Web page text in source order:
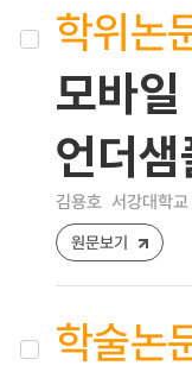
학위논
모바
언더
김용호 서강대학
원문보기
학술논